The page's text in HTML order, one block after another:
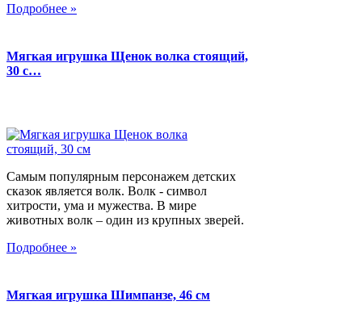
Подробнее »
Мягкая игрушка Щенок волка стоящий,
30 с…
Самым популярным персонажем детских
сказок является волк. Волк - символ
хитрости, ума и мужества. В мире
животных волк – один из крупных зверей.
Подробнее »
Мягкая игрушка Шимпанзе, 46 см